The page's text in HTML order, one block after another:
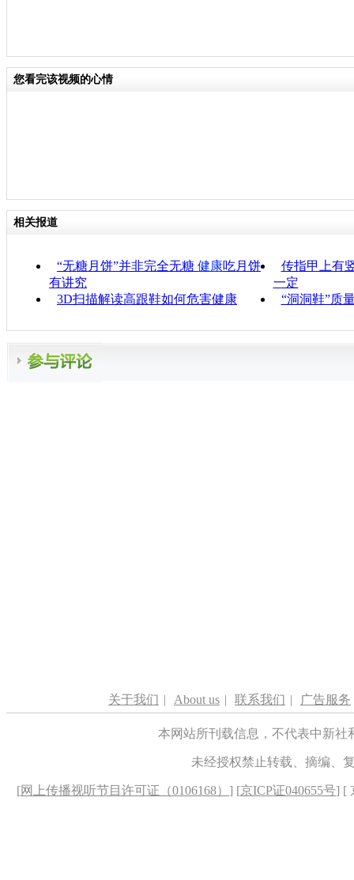
您看完该视频的心情
相关报道
“无糖月饼”并非完全无糖 健康吃月饼
有讲究
传指甲上有
一定
3D扫描解读高跟鞋如何危害健康
“洞洞鞋”质
关于我们 | About us | 联系我们 | 广告服务
本网站所刊载信息，不代表中新
未经授权禁止转载、摘编、
[网上传播视听节目许可证（0106168） ] [京ICP证040655号] [